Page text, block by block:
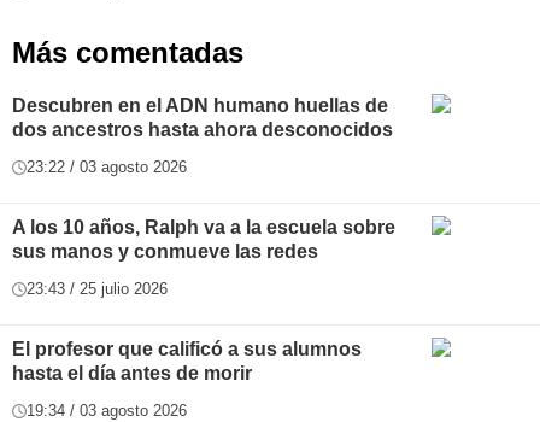
Más comentadas
Descubren en el ADN humano huellas de
dos ancestros hasta ahora desconocidos
23:22 / 03 agosto 2026
A los 10 años, Ralph va a la escuela sobre
sus manos y conmueve las redes
23:43 / 25 julio 2026
El profesor que calificó a sus alumnos
hasta el día antes de morir
19:34 / 03 agosto 2026